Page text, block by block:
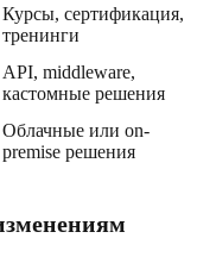
Курсы, сертификация,
тренинги
API, middleware,
кастомные решения
Облачные или on-
premise решения